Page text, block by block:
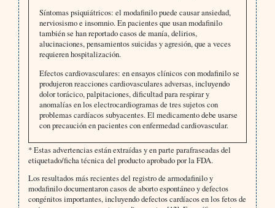
Síntomas psiquiátricos: el modafinilo puede causar ansiedad,
nerviosismo e insomnio. En pacientes que usan modafinilo
también se han reportado casos de manía, delirios,
alucinaciones, pensamientos suicidas y agresión, que a veces
requieren hospitalización.
Efectos cardiovasculares: en ensayos clínicos con modafinilo se
produjeron reacciones cardiovasculares adversas, incluyendo
dolor torácico, palpitaciones, dificultad para respirar y
anomalías en los electrocardiogramas de tres sujetos con
problemas cardíacos subyacentes. El medicamento debe usarse
con precaución en pacientes con enfermedad cardiovascular.
* Estas advertencias están extraídas y en parte parafraseadas del
etiquetado/ficha técnica del producto aprobado por la FDA.
Los resultados más recientes del registro de armodafinilo y
modafinilo documentaron casos de aborto espontáneo y defectos
congénitos importantes, incluyendo defectos cardíacos en los fetos de